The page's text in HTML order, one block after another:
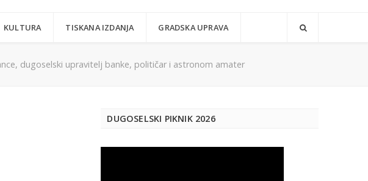
KULTURA TISKANA IZDANJA GRADSKA UPRAVA
dugoselski upravitelj banke, političar i astronom amater
DUGOSELSKI PIKNIK 2026